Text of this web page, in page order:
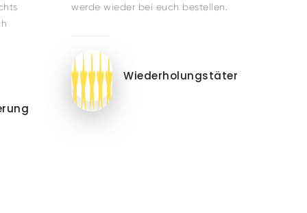
werde wieder bei euch bestellen.
Wiederholungstäter